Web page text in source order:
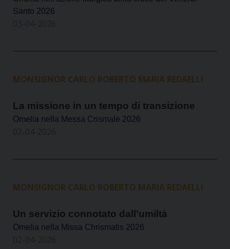
Santo 2026
MONSIGNOR CARLO ROBERTO MARIA REDAELLI
La missione in un tempo di transizione
Omelia nella Messa Crismale 2026
MONSIGNOR CARLO ROBERTO MARIA REDAELLI
Un servizio connotato dall’umiltà
Omelia nella Missa Chrismatis 2026